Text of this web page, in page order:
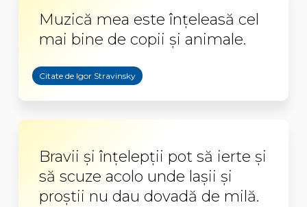
Muzică mea este înţeleasă cel
mai bine de copii şi animale.
Citate de Igor Stravinsky
Bravii şi înţelepţii pot să ierte şi
să scuze acolo unde laşii şi
proştii nu dau dovadă de milă.